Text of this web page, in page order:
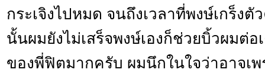
กระเจิงไปหมด จนถึงเวลาที่พงษ์เกร็ง
นั้นผมยังไม่เสร็จพงษ์เองก็ช่วยบิ้วผมต่
ของพี่ฟิตมากครับ ผมนึกในใจว่าอาจเ